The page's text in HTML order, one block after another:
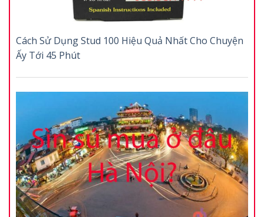
Cách Sử Dụng Stud 100 Hiệu Quả Nhất Cho Chuyện
Ấy Tới 45 Phút